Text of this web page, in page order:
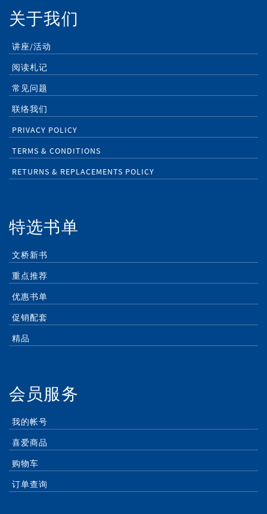
关于我们
讲座/活动
阅读札记
常见问题
联络我们
PRIVACY POLICY
TERMS & CONDITIONS
RETURNS & REPLACEMENTS POLICY
特选书单
文桥新书
重点推荐
优惠书单
促销配套
精品
会员服务
我的帐号
喜爱商品
购物车
订单查询